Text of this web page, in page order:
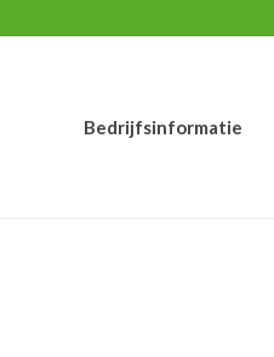
Bedrijfsinformatie